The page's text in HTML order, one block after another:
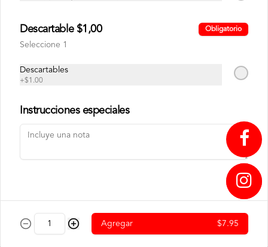
↥
1000GR C.B
CAFE TUESTE CASA
400GR C.B
Panadería
Descartable $1,00 Obligatorio
Seleccione 1
Descartables
+$1.00
Instrucciones especiales
Agregar $7.95